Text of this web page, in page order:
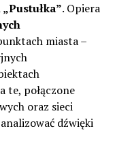
. Opiera
miasta –
te, połączone
oraz sieci
dźwięki